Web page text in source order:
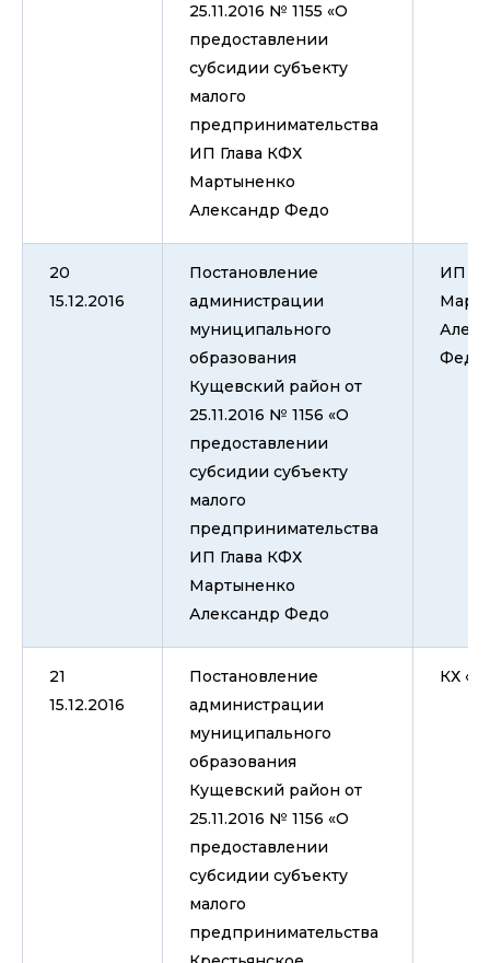
25.11.2016 № 1155 «О
предоставлении
субсидии субъекту
малого
предпринимательства
ИП Глава КФХ
Мартыненко
Александр Федо
20
15.12.2016
Постановление
администрации
муниципального
образования
Кущевский район от
25.11.2016 № 1156 «О
предоставлении
субсидии субъекту
малого
предпринимательства
ИП Глава КФХ
Мартыненко
Александр Федо
ИП
21
15.12.2016
Постановление
администрации
муниципального
образования
Кущевский район от
25.11.2016 № 1156 «О
предоставлении
субсидии субъекту
малого
предпринимательства
КХ